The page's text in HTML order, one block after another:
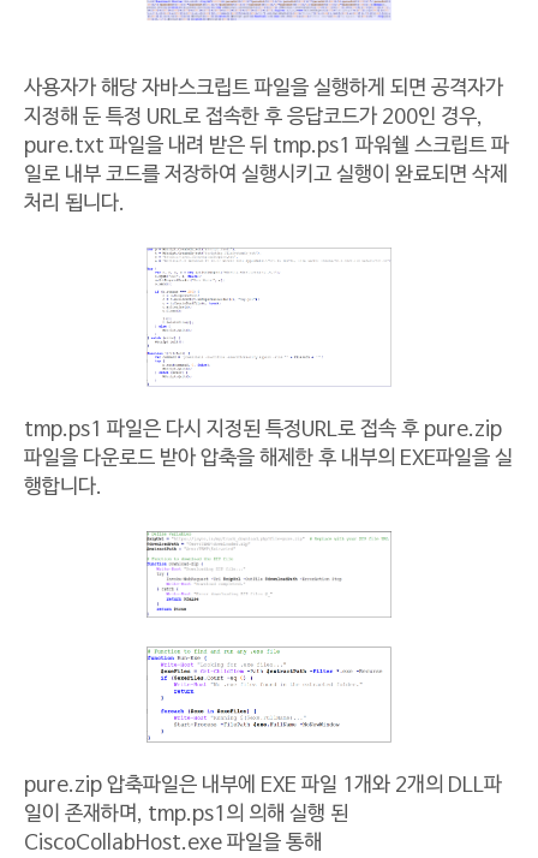
사용자가 해당 자바스크립트 파일을 실행하게 되면 공격자가
지정해 둔 특정 URL로 접속한 후 응답코드가 200인 경우,
pure.txt 파일을 내려 받은 뒤 tmp.ps1 파워쉘 스크립트 파
일로 내부 코드를 저장하여 실행시키고 실행이 완료되면 삭제
처리 됩니다.
tmp.ps1 파일은 다시 지정된 특정URL로 접속 후 pure.zip
파일을 다운로드 받아 압축을 해제한 후 내부의 EXE파일을 실
행합니다.
pure.zip 압축파일은 내부에 EXE 파일 1개와 2개의 DLL파
일이 존재하며, tmp.ps1의 의해 실행 된
CiscoCollabHost.exe 파일을 통해